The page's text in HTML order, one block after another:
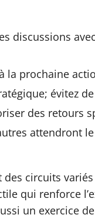
discussions
la prochaine
évitez
des retours
attendront
des circuits
qui renforce
un exercice